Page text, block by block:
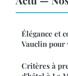
Élégance et
Vauclin pour
Critères à